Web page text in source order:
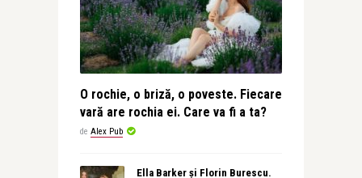
O rochie, o briză, o poveste. Fiecare
vară are rochia ei. Care va fi a ta?
de Alex Pub
Ella Barker și Florin Burescu.